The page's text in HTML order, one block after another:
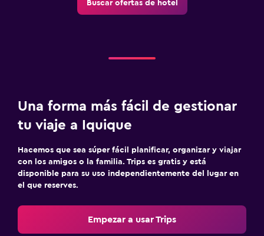
Buscar ofertas de hotel
Una forma más fácil de gestionar
tu viaje a Iquique
Hacemos que sea súper fácil planificar, organizar y viajar
con los amigos o la familia. Trips es gratis y está
disponible para su uso independientemente del lugar en
el que reserves.
Empezar a usar Trips